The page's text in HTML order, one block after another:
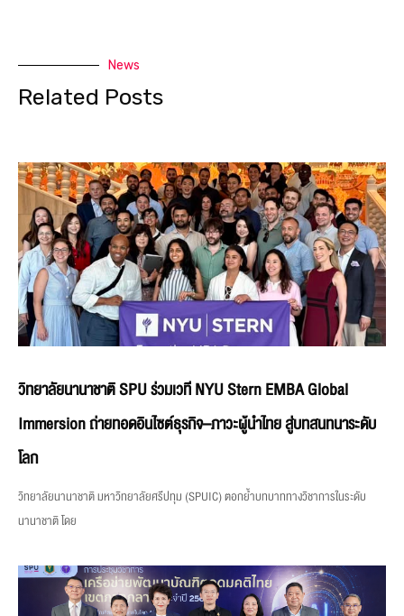
News
Related Posts
วิทยาลัยนานาชาติ SPU ร่วมเวที NYU Stern EMBA Global
Immersion ถ่ายทอดอินไซต์ธุรกิจ–ภาวะผู้นำไทย สู่บทสนทนาระดับ
โลก
วิทยาลัยนานาชาติ มหาวิทยาลัยศรีปทุม (SPUIC) ตอกย้ำบทบาททางวิชาการในระดับ
นานาชาติ โดย